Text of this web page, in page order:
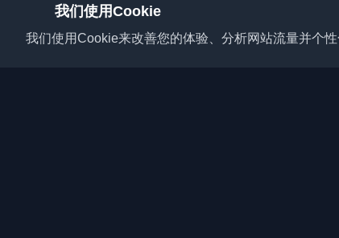
我们使用Cookie
我们使用Cookie来改善您的体验、分析网站流量并个